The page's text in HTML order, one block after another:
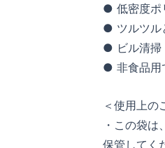
● 低密度ポ
● ツルツル
● ビル清掃
● 非食品用
＜使用上の
・この袋
保管してく